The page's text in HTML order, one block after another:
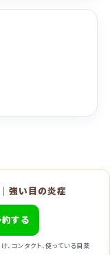
強い目の炎症
する
コンタクト、使っている目薬